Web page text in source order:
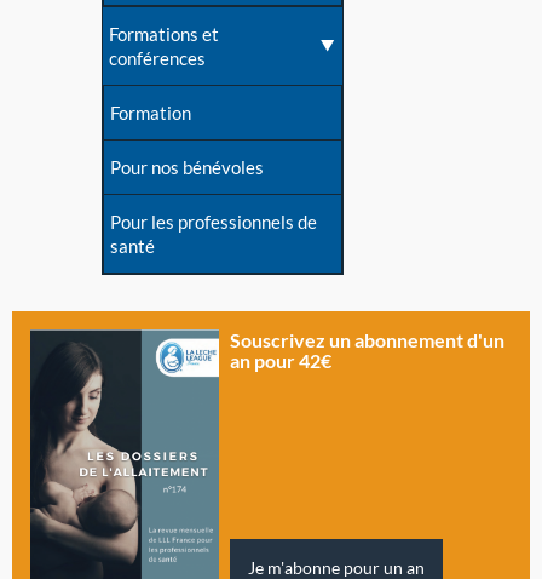
Formations et
conférences
Formation
Pour nos bénévoles
Pour les professionnels de
santé
Souscrivez un abonnement d'un
an pour 42€
Je m'abonne pour un an